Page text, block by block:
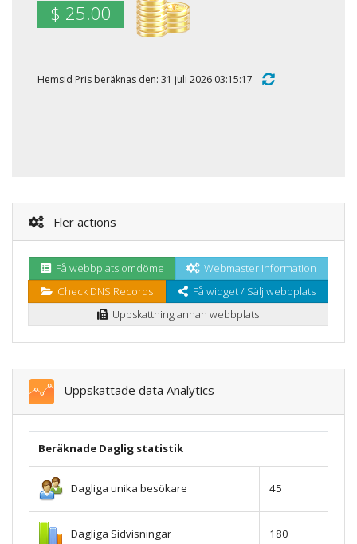
$ 25.00
Hemsid Pris beräknas den: 31 juli 2026 03:15:17
Fler actions
Få webbplats omdöme
Webmaster information
Check DNS Records
Få widget / Sälj webbplats
Uppskattning annan webbplats
Uppskattade data Analytics
Beräknade Daglig statistik
Dagliga unika besökare 45
Dagliga Sidvisningar 180